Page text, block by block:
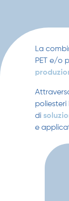
La
PET e/o
poliesteri
di
e